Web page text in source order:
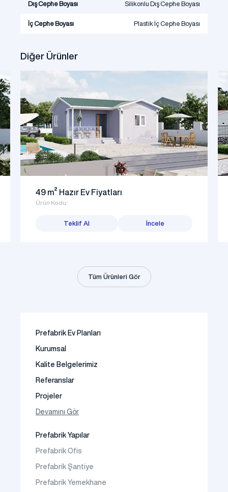
Dış Cephe Boyası Silikonlu Dış Cephe Boyası
İç Cephe Boyası Plastik İç Cephe Boyası
Diğer Ürünler
49 m² Hazır Ev Fiyatları
Ürün Kodu:
Teklif Al İncele
Tüm Ürünleri Gör
Prefabrik Ev Planları
Kurumsal
Kalite Belgelerimiz
Referanslar
Projeler
Fotoğraf Galeri
Devamını Gör
Prefabrik Yapılar
Prefabrik Ofis
Prefabrik Şantiye
Prefabrik Yemekhane